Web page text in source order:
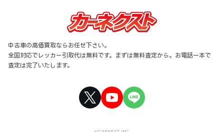
中古車の高価買取ならお任せ下さい。
全国対応でレッカー引取代は無料です。まずは無料査定から。お電話一本で
査定は完了いたします。